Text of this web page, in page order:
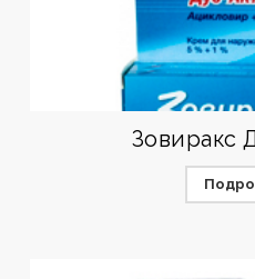
Зовиракс